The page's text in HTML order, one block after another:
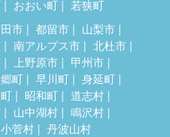
おおい町 若狭町
市 都留市
山梨市
南アルプス市
北杜市
上野原市
甲州市
町 早川町
身延町
昭和町
道志村
山中湖村
鳴沢村
小菅村 丹波山村